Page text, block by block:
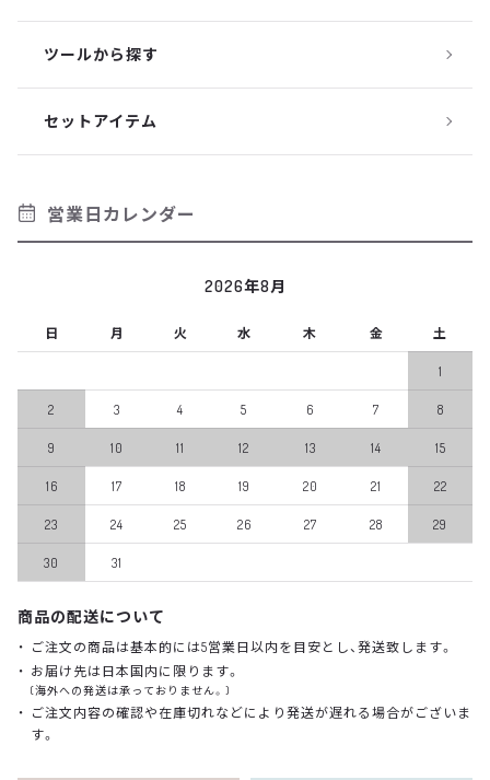
ツールから探す
セットアイテム
営業日カレンダー
2026年8月
日 月 火 水 木 金
土
1
2
3 4 5 6 7
8
9
10 11 12 13 14
15
16
17 18 19 20 21
22
23
24 25 26 27 28
29
30
31
商品の配送について
ご注文の商品は基本的には5営業日以内を目安とし、発送致します。
お届け先は日本国内に限ります。
(海外への発送は承っておりません。)
ご注文内容の確認や在庫切れなどにより発送が遅れる場合がございま
す。